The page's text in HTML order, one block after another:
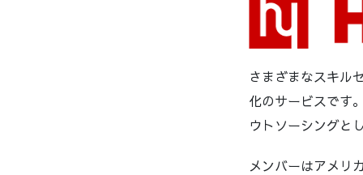
さまざまなスキル
化のサービスです
ウトソーシングと
メンバーはアメリ